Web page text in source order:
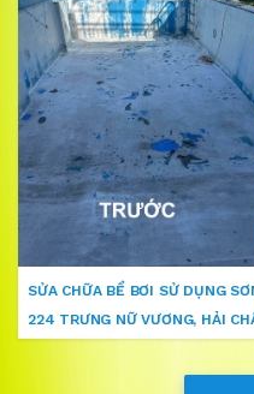
SỬA CHỮA BỂ BƠI SỬ DỤNG
224 TRƯNG NỮ VƯƠNG, HẢI